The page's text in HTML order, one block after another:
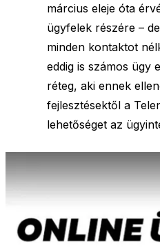
március eleje óta
ügyfelek részére –
minden kontaktot
eddig is számos ügy
réteg, aki ennek
fejlesztésektől a
lehetőséget az